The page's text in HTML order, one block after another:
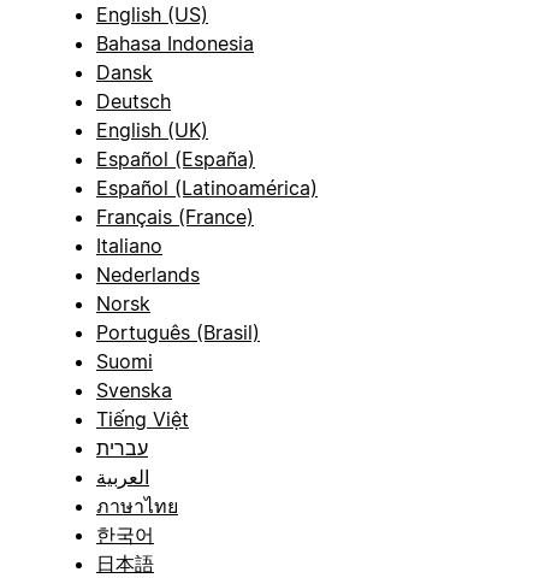
English (US)
Bahasa Indonesia
Dansk
Deutsch
English (UK)
Español (España)
Español (Latinoamérica)
Français (France)
Italiano
Nederlands
Norsk
Português (Brasil)
Suomi
Svenska
Tiếng Việt
עברית
العربية
ภาษาไทย
한국어
日本語